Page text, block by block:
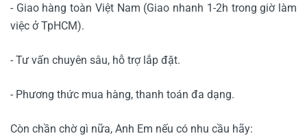
- Giao hàng toàn Việt Nam (Giao nhanh 1-2h trong giờ làm
việc ở TpHCM).
- Tư vấn chuyên sâu, hỗ trợ lắp đặt.
- Phương thức mua hàng, thanh toán đa dạng.
Còn chần chờ gì nữa, Anh Em nếu có nhu cầu hãy: